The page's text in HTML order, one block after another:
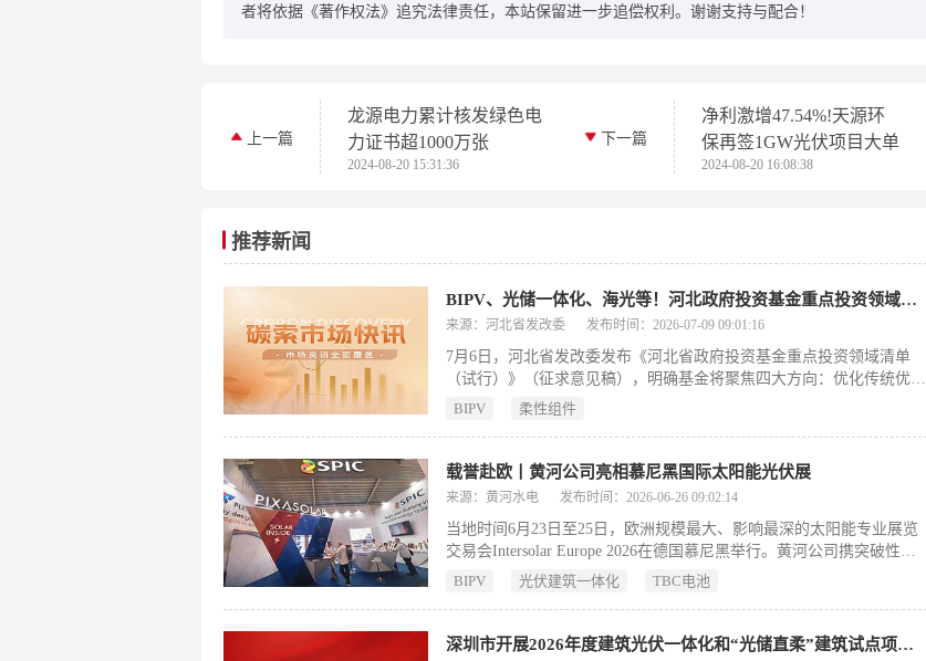
者将依据《著作权法》追究法律责任，本站保留进一步追偿权利。谢谢支持与配合！
上一篇
龙源电力累计核发绿色电
力证书超1000万张
2024-08-20 15:31:36
下一篇
净利激增47.54%!天源环
保再签1GW光伏项目大单
2024-08-20 16:08:38
推荐新闻
BIPV、光储一体化、海光等！河北政府投资基金重点投资领域清单
来源：河北省发改委 发布时间：2026-07-09 09:01:16
7月6日，河北省发改委发布《河北省政府投资基金重点投资领域清单
（试行）》（征求意见稿），明确基金将聚焦四大方向：优化传统优势
产业、壮大新兴产业、布局未来及海洋产业、发展生产性服务业。在能
主轴轴承、碳纤维叶片等核心部件）、绿色氢能（制储输用全链条，涵
盖低能耗制氢装备、高压/液氢储运容器、燃料电池）、新型储能（固
同、深远海风电与海上光伏、海上风电制氢、海水制氢，以及生物乙
醇、生物柴油等清洁生物质能源等配套方向。（199字）
BIPV 柔性组件
载誉赴欧丨黄河公司亮相慕尼黑国际太阳能光伏展
来源：黄河水电 发布时间：2026-06-26 09:02:14
当地时间6月23日至25日，欧洲规模最大、影响最深的太阳能专业展览
交易会Intersolar Europe 2026在德国慕尼黑举行。黄河公司携突破性光
伏建筑一体化（BIPV）解决方案惊艳亮相，创新性技术成果与场景化
火、抗风揭等基础防护功能的同时，兼顾建筑整体美学与清洁发电
BIPV 光伏建筑一体化 TBC电池
深圳市开展2026年度建筑光伏一体化和“光储直柔”建筑试点项目申报